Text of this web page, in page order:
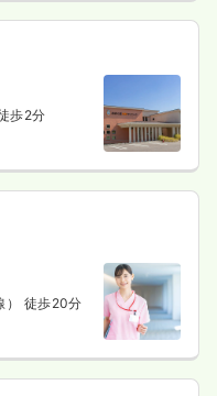
詳細を見る
精神科病院
歩2分
） 徒歩20分